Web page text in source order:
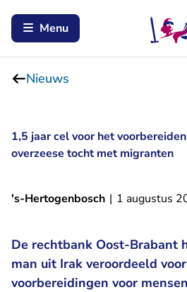
Menu
Nieuws
1,5 jaar cel voor het
overzeese tocht met migranten
's-Hertogenbosch | 1 augustus
De rechtbank Oost-Brabant
man uit Irak veroordeeld
voorbereidingen voor